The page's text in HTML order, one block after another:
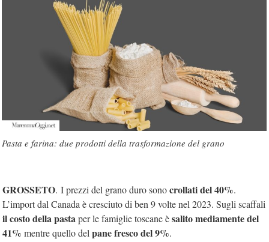
Pasta e farina: due prodotti della trasformazione del grano
GROSSETO. I prezzi del grano duro sonocrollati del 40%.
L’import dal Canada è cresciuto di ben 9 volte nel 2023. Sugli scaffali
il costo della pastaper le famiglie toscane èsalito mediamente del
41% mentre quello del pane fresco del 9%.